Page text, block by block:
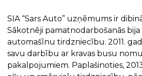
SIA “Sars Auto” uzņēmums ir
Sākotnēji pamatnodarbošanās
automašīnu tirdzniecību. 2011.
savu darbību ar kravas busu
pakalpojumiem. Paplašinoties,